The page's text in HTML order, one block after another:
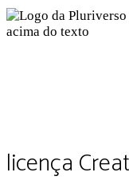
licença